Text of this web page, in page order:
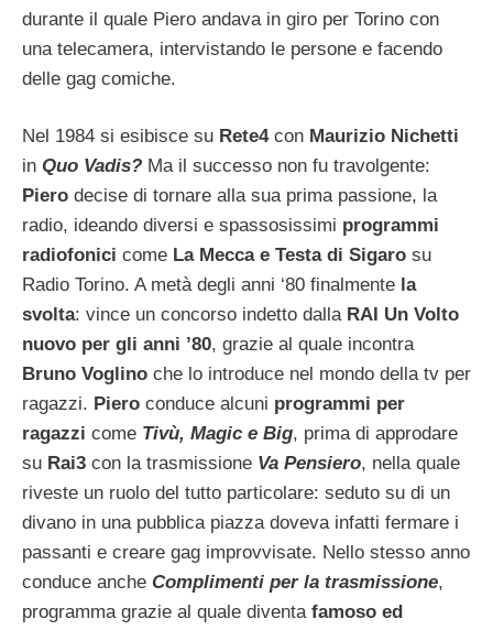
durante il quale Piero andava in giro per Torino con
una telecamera, intervistando le persone e facendo
delle gag comiche.
Nel 1984 si esibisce su Rete4 con Maurizio Nichetti
in Quo Vadis? Ma il successo non fu travolgente:
Piero decise di tornare alla sua prima passione, la
radio, ideando diversi e spassosissimi programmi
radiofonici come La Mecca e Testa di Sigaro su
Radio Torino. A metà degli anni ‘80 finalmente la
svolta: vince un concorso indetto dalla RAI Un Volto
nuovo per gli anni ’80, grazie al quale incontra
Bruno Voglino che lo introduce nel mondo della tv per
ragazzi. Piero conduce alcuni programmi per
ragazzi come Tivù, Magic e Big, prima di approdare
su Rai3 con la trasmissione Va Pensiero, nella quale
riveste un ruolo del tutto particolare: seduto su di un
divano in una pubblica piazza doveva infatti fermare i
passanti e creare gag improvvisate. Nello stesso anno
conduce anche Complimenti per la trasmissione,
programma grazie al quale diventa famoso ed